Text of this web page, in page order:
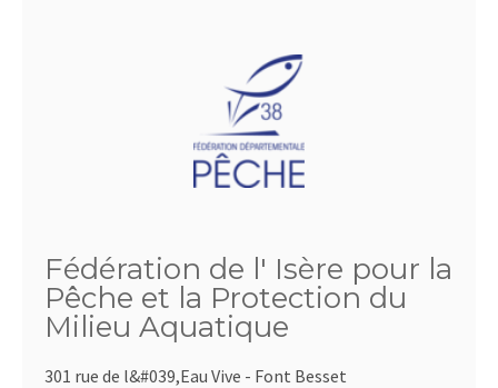
Fédération de l' Isère pour la
Pêche et la Protection du
Milieu Aquatique
301 rue de l&#039,Eau Vive - Font Besset